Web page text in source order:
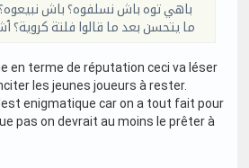
باهي توه باش نسلفوه؟ باش
ما يتحسن بعد ما قالوا فلتة كروية؟
en terme de réputation ceci va léser
les jeunes joueurs à rester.
enigmatique car on a tout fait pour
pas on devrait au moins le prêter à